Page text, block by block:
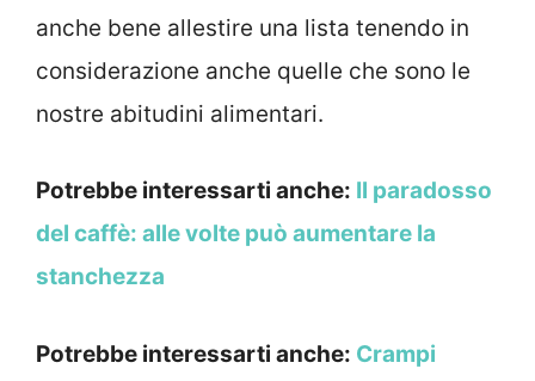
anche bene allestire una lista tenendo in
considerazione anche quelle che sono le
nostre abitudini alimentari.
Potrebbe interessarti anche: Il paradosso
del caffè: alle volte può aumentare la
stanchezza
Potrebbe interessarti anche: Crampi